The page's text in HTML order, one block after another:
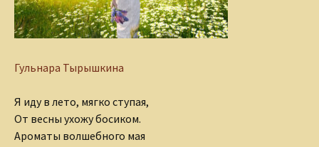
Гульнара Тырышкина
Я иду в лето, мягко ступая,
От весны ухожу босиком.
Ароматы волшебного мая